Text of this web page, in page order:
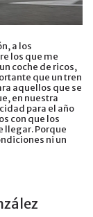
a los
los que me
coche de ricos,
que un tren
aquellos que se
en nuestra
para el año
con que los
llegar. Porque
ni un